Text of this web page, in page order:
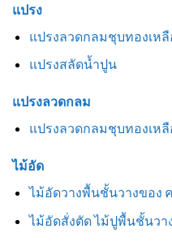
แปรง
แปรงลวดกลมชุบทองเหลื
แปรงสลัดน้ำปูน
แปรงลวดกลม
แปรงลวดกลมชุบทองเหลื
ไม้อัด
ไม้อัดวางพื้นชั้นวางของ
ไม้อัดสั่งตัด ไม้ปูพื้นชั้นวา